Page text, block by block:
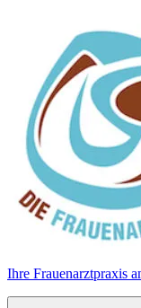
Ihre Frauenarztpraxis